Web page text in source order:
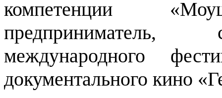
компетенции
предприниматель,
международного
документального кино